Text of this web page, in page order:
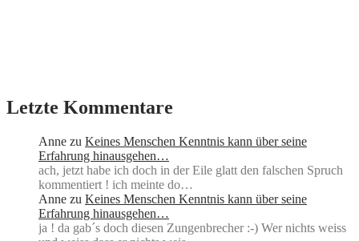
Letzte Kommentare
Anne zu Keines Menschen Kenntnis kann über seine
Erfahrung hinausgehen…
ach, jetzt habe ich doch in der Eile glatt den falschen Spruch
kommentiert ! ich meinte do…
Anne zu Keines Menschen Kenntnis kann über seine
Erfahrung hinausgehen…
ja ! da gab´s doch diesen Zungenbrecher :-) Wer nichts weiss